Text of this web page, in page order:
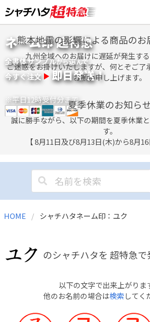
to
content
ネーム印 超特急
全書体サンプルから選んで
今すぐ注文 即日発送！
※平日12時受付分まで
熊本地震の影響による商品のお
九州全域へのお届けに遅延が発生する
ご迷惑をお掛けいたしますが、何とぞご了
お願い申し上げます。
夏季休業のお知らせ
誠に勝手ながら、以下の期間を夏季休業
す。
【 8月11日及び8月13日(木)から8月16
HOME シャチハタネーム印：ユク
のシャチハタを 超特急で
以下の文字で出来上がりま
他のお名前の場合は検索してく